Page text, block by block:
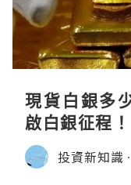
現貨白銀多
啟白銀征程！
投資新知識